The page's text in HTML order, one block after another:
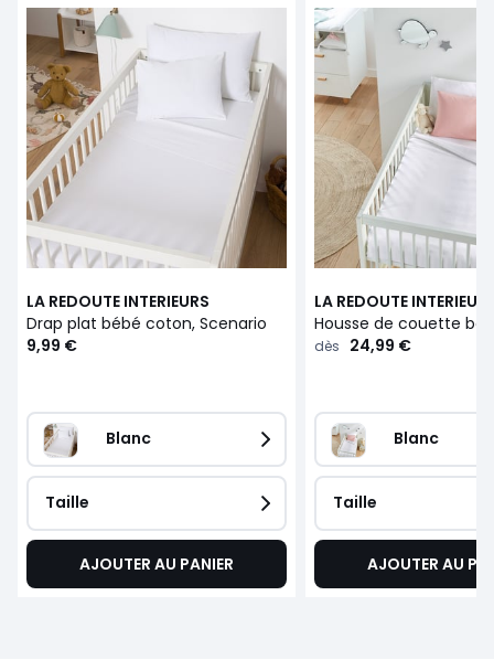
LA REDOUTE INTERIEURS
Drap plat bébé coton, Scenario
9,99 €
Blanc
Taille
AJOUTER AU PANIER
LA REDOUTE
dès 24,99 €
Blanc
Taille
AJOUTER AU